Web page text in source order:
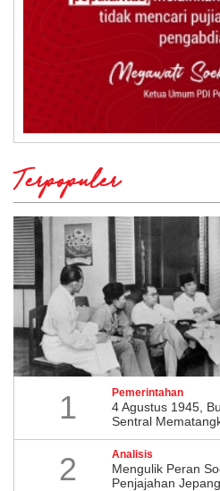
Terpopuler
1 Pemerintahan
4 Agustus 1945,
Sentral
2 Analisis
Mengulik Peran
Penjajahan